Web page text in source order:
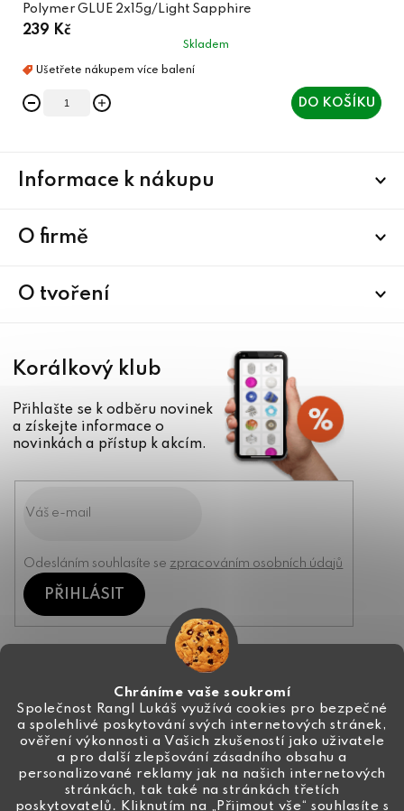
Chráníme vaše soukromí
Společnost Rangl Lukáš využívá cookies pro bezpečné
a spolehlivé poskytování svých internetových stránek,
ověření výkonnosti a Vašich zkušeností jako uživatele
a pro další zlepšování zásadního obsahu a
personalizované reklamy jak na našich internetových
stránkách, tak také na stránkách třetích
poskytovatelů. Kliknutím na „Přijmout vše“ souhlasíte s
Polymer GLUE 2x15g/Light Sapphire
239 Kč
Skladem
DO KOŠÍKU
Informace k nákupu
O firmě
O tvoření
Korálkový klub
Přihlašte se k odběru novinek
a získejte informace o
novinkách a přístup k akcím.
Odesláním souhlasíte se zpracováním osobních údajů
PŘIHLÁSIT
info@ceske-koralky.cz
+420 774 444 191